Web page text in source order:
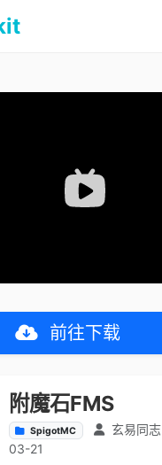
前往下载
附魔石FMS
SpigotMC 玄易同志
03-21